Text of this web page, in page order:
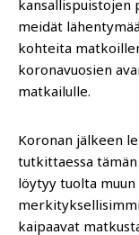
kansallispuistojen
meidät
kohteita
koronavuosien
matkailulle.
Koronan jälkeen
tutkittaessa
löytyy tuolta
kaipaavat